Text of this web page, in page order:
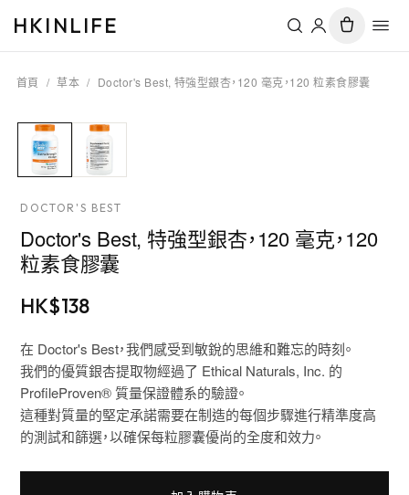
HKINLIFE
首頁 / 草本 / Doctor's Best, 特強型銀杏，120 毫克，120 粒素食膠囊
DOCTOR'S BEST
Doctor's Best, 特強型銀杏，120 毫克，120
粒素食膠囊
HK$138
在 Doctor's Best，我們感受到敏銳的思維和難忘的時刻。
我們的優質銀杏提取物經過了 Ethical Naturals, Inc. 的
ProfileProven® 質量保證體系的驗證。
這種對質量的堅定承諾需要在制造的每個步驟進行精準度高
的測試和篩選，以確保每粒膠囊優尚的全度和效力。